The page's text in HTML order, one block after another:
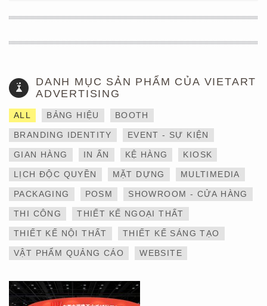
DANH MỤC SẢN PHẨM CỦA VIETART
ADVERTISING
ALL BẢNG HIỆU BOOTH
BRANDING IDENTITY EVENT - SỰ KIỆN
GIAN HÀNG IN ẤN KỆ HÀNG KIOSK
LỊCH ĐỘC QUYỀN MẶT DỰNG MULTIMEDIA
PACKAGING POSM SHOWROOM - CỬA HÀNG
THI CÔNG THIẾT KẾ NGOẠI THẤT
THIẾT KẾ NỘI THẤT THIẾT KẾ SÁNG TẠO
VẬT PHẨM QUẢNG CÁO WEBSITE
THIẾT KẾ VÀ THI CÔNG
GIAN HÀNG 6×9 TẠI
TRIỂN LÃM IBTE 2024 –
TỐI ƯU KHÔNG GIAN,
GIA TĂNG GIÁ TRỊ
THƯƠNG HIỆU